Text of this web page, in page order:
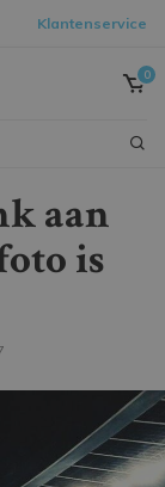
Klantenservice
0
aan
is